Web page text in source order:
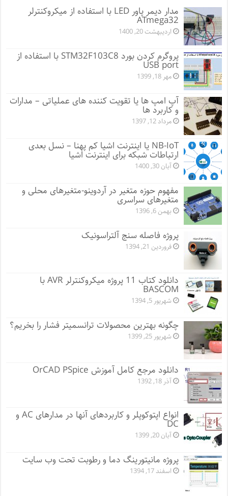
مدار دیمر پاور LED با استفاده از میکروکنترلر
ATmega32
اردیبهشت 20, 1400
پروگرم کردن بورد STM32F103C8 با استفاده از
USB port
مهر 18, 1399
آپ امپ ها یا تقویت کننده های عملیاتی – مدارات
و کاربرد ها
مرداد 12, 1397
NB-IoT یا اینترنت اشیا کم پهنا – نسل بعدی
ارتباطات شبکه برای اینترنت اشیا
آبان 30, 1400
مفهوم حوزه متغیر در آردوینو-متغیرهای محلی و
متغیرهای سراسری
بهمن 6, 1396
پروژه فاصله سنج آلتراسونیک
فروردین 21, 1394
دانلود کتاب 11 پروژه میکروکنترلر AVR با
BASCOM
شهریور 5, 1394
چگونه بهترین محصولات ترانسمیتر فشار را بخریم؟
شهریور 25, 1399
دانلود مرجع کامل آموزش OrCAD PSpice
آذر 18, 1392
انواع اپتوکوپلر و کاربردهای آنها در مدارهای AC و
DC
آبان 20, 1399
پروژه مانيتورينگ دما و رطوبت تحت وب سایت
اسفند 17, 1394